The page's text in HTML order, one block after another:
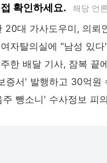
확인하세요. 해당 언